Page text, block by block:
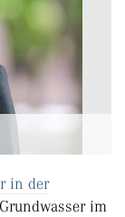
in der
im